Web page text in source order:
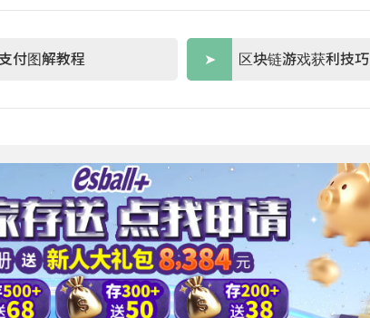
付图解教程 区块链游戏获利技巧